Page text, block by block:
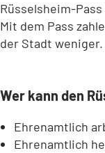
Rüsselsheim-
Mit dem Pass
der Stadt weniger.
Wer kann den
Ehrenamtlich
Ehrenamtlich